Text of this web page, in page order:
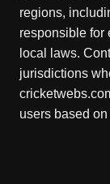
regions,
responsible for
local laws.
jurisdictions
users based